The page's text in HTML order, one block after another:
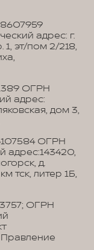
адрес: г.
1, эт/пом 2/218,
ОГРН
адрес:
дом 3,
ОГРН
адрес:143420,
д.
тск, литер 1Б,
ОГРН
Правление